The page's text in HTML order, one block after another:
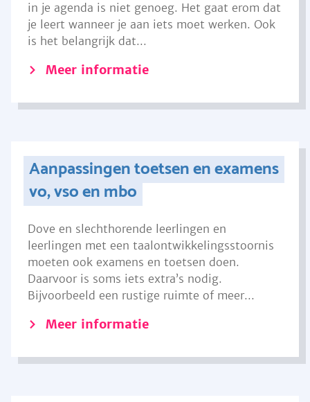
in je agenda is niet genoeg. Het gaat erom dat
je leert wanneer je aan iets moet werken. Ook
is het belangrijk dat...
Meer informatie
Aanpassingen toetsen en examens
vo, vso en mbo
Dove en slechthorende leerlingen en
leerlingen met een taalontwikkelingsstoornis
moeten ook examens en toetsen doen.
Daarvoor is soms iets extra’s nodig.
Bijvoorbeeld een rustige ruimte of meer...
Meer informatie